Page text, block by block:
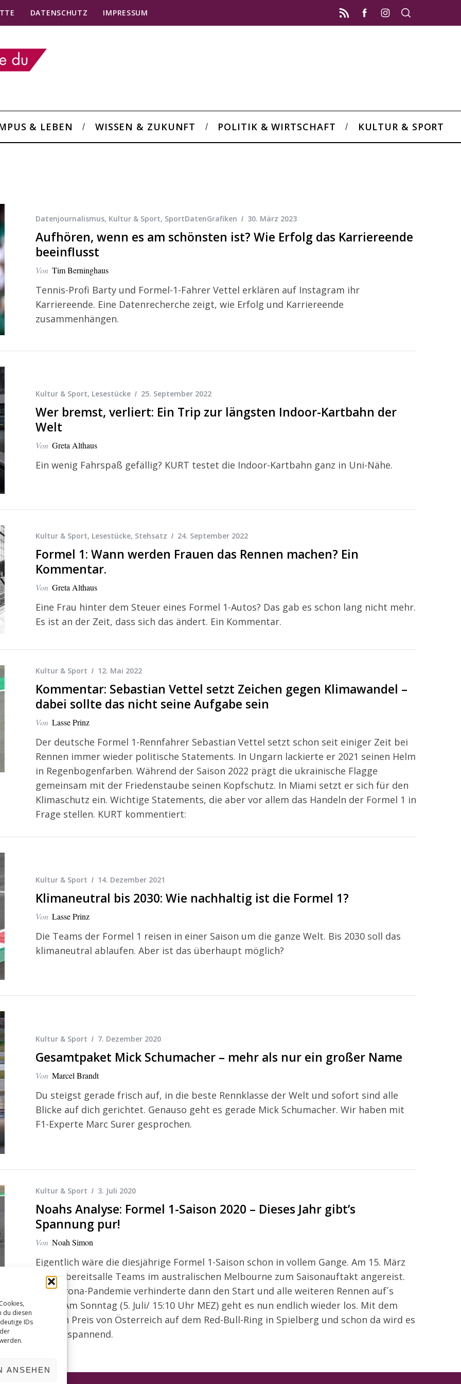
du diesen
IDs
ANSEHEN
DATENSCHUTZ IMPRESSUM
& LEBEN WISSEN & ZUKUNFT POLITIK & WIRTSCHAFT KULTUR & SPORT
Datenjournalismus, Kultur & Sport, SportDatenGrafiken 30. März 2023
Aufhören, wenn es am schönsten ist? Wie Erfolg das Karriereende
beeinflusst
Von Tim Berninghaus
Tennis-Profi Barty und Formel-1-Fahrer Vettel erklären auf Instagram ihr
Karriereende. Eine Datenrecherche zeigt, wie Erfolg und Karriereende
zusammenhängen.
Kultur & Sport, Lesestücke 25. September 2022
Wer bremst, verliert: Ein Trip zur längsten Indoor-Kartbahn der
Welt
Von Greta Althaus
Ein wenig Fahrspaß gefällig? KURT testet die Indoor-Kartbahn ganz in Uni-Nähe.
Kultur & Sport, Lesestücke, Stehsatz 24. September 2022
Formel 1: Wann werden Frauen das Rennen machen? Ein
Kommentar.
Von Greta Althaus
Eine Frau hinter dem Steuer eines Formel 1-Autos? Das gab es schon lang nicht mehr.
Es ist an der Zeit, dass sich das ändert. Ein Kommentar.
Kultur & Sport 12. Mai 2022
Kommentar: Sebastian Vettel setzt Zeichen gegen Klimawandel –
dabei sollte das nicht seine Aufgabe sein
Von Lasse Prinz
Der deutsche Formel 1-Rennfahrer Sebastian Vettel setzt schon seit einiger Zeit bei
Rennen immer wieder politische Statements. In Ungarn lackierte er 2021 seinen Helm
in Regenbogenfarben. Während der Saison 2022 prägt die ukrainische Flagge
gemeinsam mit der Friedenstaube seinen Kopfschutz. In Miami setzt er sich für den
Klimaschutz ein. Wichtige Statements, die aber vor allem das Handeln der Formel 1 in
Frage stellen. KURT kommentiert:
Kultur & Sport 14. Dezember 2021
Klimaneutral bis 2030: Wie nachhaltig ist die Formel 1?
Von Lasse Prinz
Die Teams der Formel 1 reisen in einer Saison um die ganze Welt. Bis 2030 soll das
klimaneutral ablaufen. Aber ist das überhaupt möglich?
Kultur & Sport 7. Dezember 2020
Gesamtpaket Mick Schumacher – mehr als nur ein großer Name
Von Marcel Brandt
Du steigst gerade frisch auf, in die beste Rennklasse der Welt und sofort sind alle
Blicke auf dich gerichtet. Genauso geht es gerade Mick Schumacher. Wir haben mit
F1-Experte Marc Surer gesprochen.
Kultur & Sport 3. Juli 2020
Noahs Analyse: Formel 1-Saison 2020 – Dieses Jahr gibt’s
Spannung pur!
Von Noah Simon
Eigentlich wäre die diesjährige Formel 1-Saison schon in vollem Gange. Am 15. März
waren bereitsalle Teams im australischen Melbourne zum Saisonauftakt angereist.
Die Corona-Pandemie verhinderte dann den Start und alle weiteren Rennen auf´s
Erste. Am Sonntag (5. Juli/ 15:10 Uhr MEZ) geht es nun endlich wieder los. Mit dem
Großen Preis von Österreich auf dem Red-Bull-Ring in Spielberg und schon da wird es
richtig spannend.